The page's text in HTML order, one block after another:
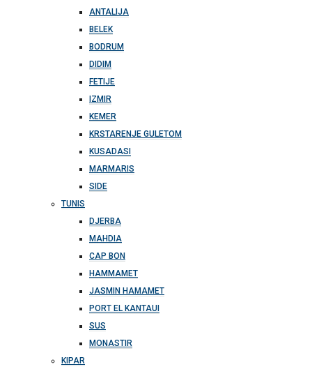
ANTALIJA
BELEK
BODRUM
DIDIM
FETIJE
IZMIR
KEMER
KRSTARENJE GULETOM
KUSADASI
MARMARIS
SIDE
TUNIS
DJERBA
MAHDIA
CAP BON
HAMMAMET
JASMIN HAMAMET
PORT EL KANTAUI
SUS
MONASTIR
KIPAR